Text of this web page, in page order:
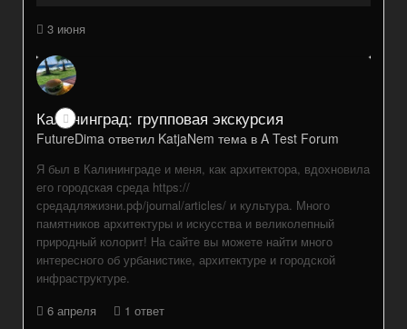
3 июня
Калининград: групповая экскурсия
FutureDima ответил KatjaNem тема в A Test Forum
Я был в Калининграде и меня, как архитектора, вдохновила
его городская среда https://
средадляжизни.рф/journal/articles/ и культура. Много
памятников архитектуры и искусства и великолепный
природный колорит! На сайте вы можете найти много
интересного об урбанистике, архитектуре и городской
инфраструктуре.
6 апреля
1 ответ